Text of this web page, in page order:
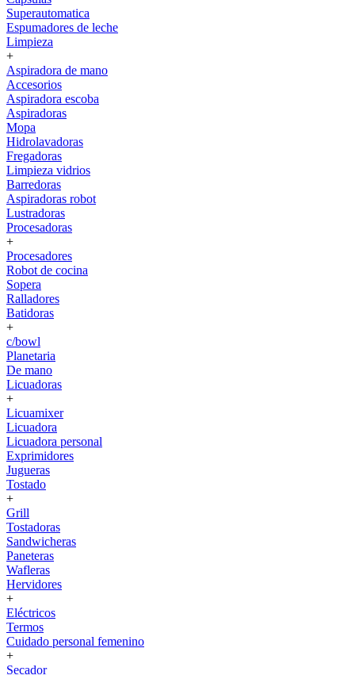
Superautomatica
Espumadores de leche
Limpieza
+
Aspiradora de mano
Accesorios
Aspiradora escoba
Aspiradoras
Mopa
Hidrolavadoras
Fregadoras
Limpieza vidrios
Barredoras
Aspiradoras robot
Lustradoras
Procesadoras
+
Procesadores
Robot de cocina
Sopera
Ralladores
Batidoras
+
c/bowl
Planetaria
De mano
Licuadoras
+
Licuamixer
Licuadora
Licuadora personal
Exprimidores
Jugueras
Tostado
+
Grill
Tostadoras
Sandwicheras
Paneteras
Wafleras
Hervidores
+
Eléctricos
Termos
Cuidado personal femenino
+
Secador